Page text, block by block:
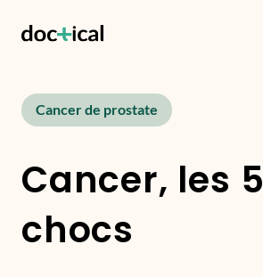
Cancer de prostate
Cancer, les 5
chocs